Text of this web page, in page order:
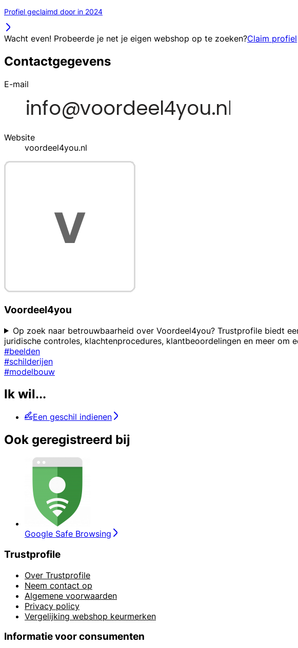
Profiel geclaimd door in 2024
Wacht even! Probeerde je net je eigen webshop op te zoeken?Claim profiel
Contactgegevens
E-mail
Website
voordeel4you.nl
Voordeel4you
Op zoek naar betrouwbaarheid over Voordeel4you? Trustprofile biedt
juridische controles, klachtenprocedures, klantbeoordelingen en meer om
#beelden
#schilderijen
#modelbouw
Ik wil...
Een geschil indienen
Ook geregistreerd bij
Google Safe Browsing
Trustprofile
Over Trustprofile
Neem contact op
Algemene voorwaarden
Privacy policy
Vergelijking webshop keurmerken
Informatie voor consumenten